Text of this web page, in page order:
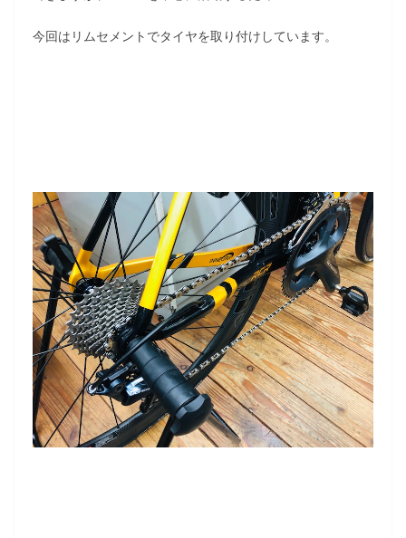
今回はリムセメントでタイヤを取り付けしています。